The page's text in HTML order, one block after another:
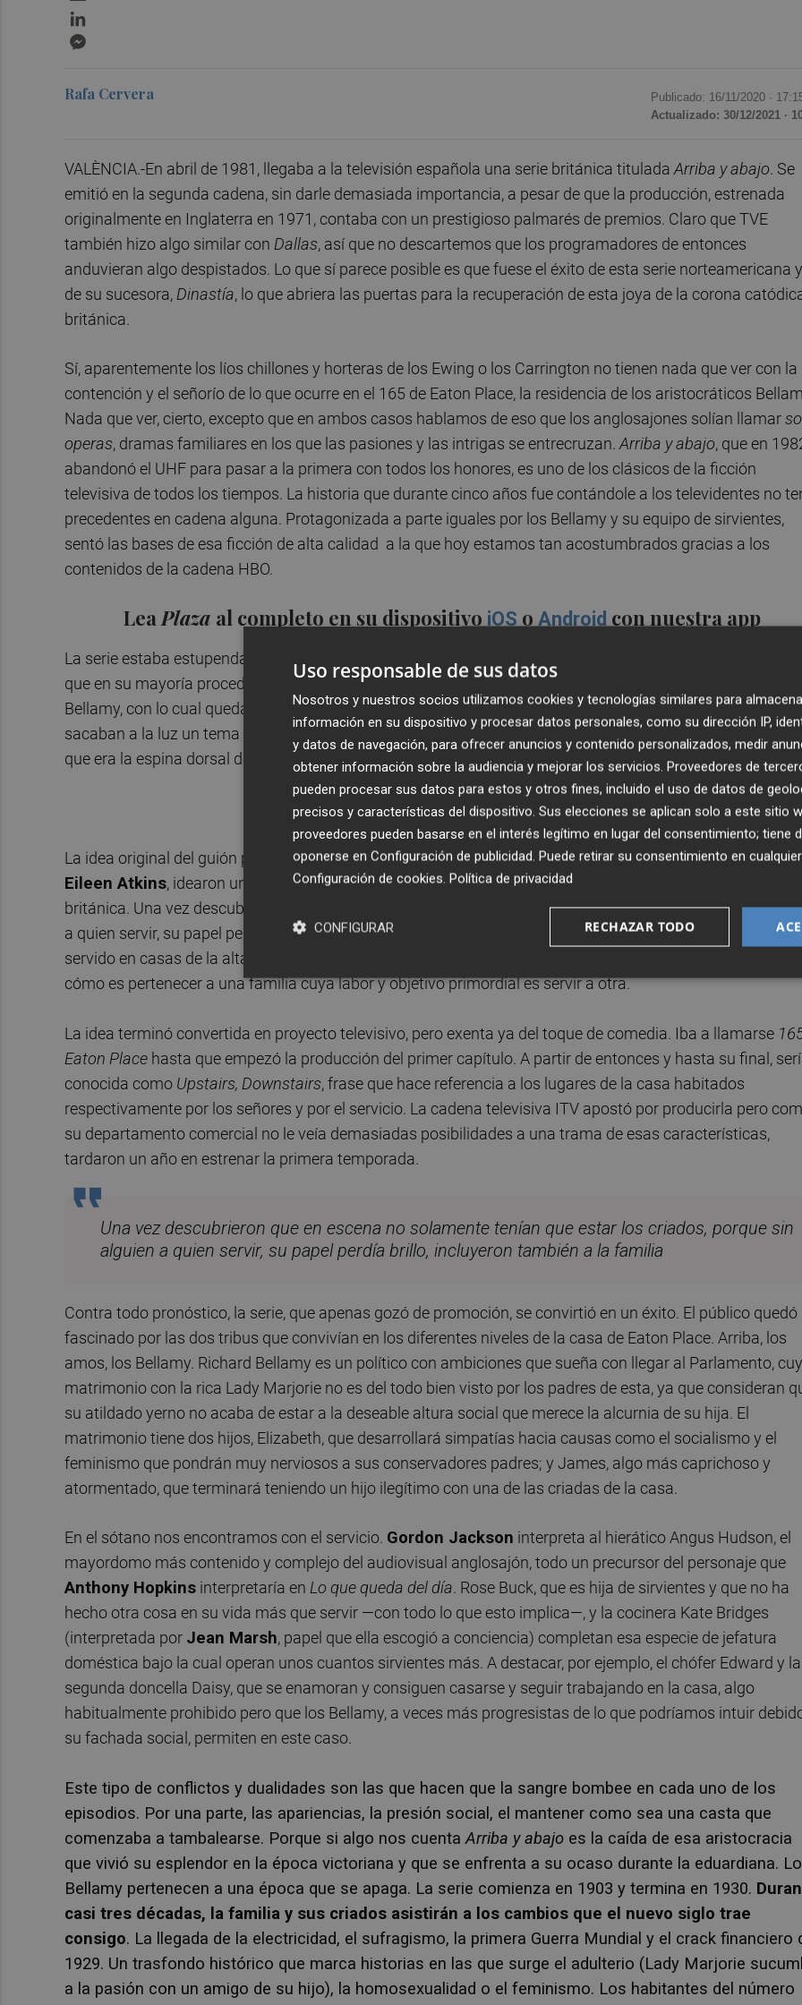
Rafa Cervera Publicado: 16/11/2020 ·
Actualizado: 30/12/2021 ·
VALÈNCIA.-En abril de 1981, llegaba a la televisión española una serie británica titulada Arriba y abajo. Se
emitió en la segunda cadena, sin darle demasiada importancia, a pesar de que la producción, estrenada
originalmente en Inglaterra en 1971, contaba con un prestigioso palmarés de premios. Claro que TVE
también hizo algo similar con Dallas, así que no descartemos que los programadores de entonces
anduvieran algo despistados. Lo que sí parece posible es que fuese el éxito de esta serie norteamericana y
de su sucesora, Dinastía, lo que abriera las puertas para la recuperación de esta joya de la corona
británica.
Sí, aparentemente los líos chillones y horteras de los Ewing o los Carrington no tienen nada que ver con la
contención y el señorío de lo que ocurre en el 165 de Eaton Place, la residencia de los aristocráticos
Nada que ver, cierto, excepto que en ambos casos hablamos de eso que los anglosajones solían llamar
operas, dramas familiares en los que las pasiones y las intrigas se entrecruzan. Arriba y abajo, que en
abandonó el UHF para pasar a la primera con todos los honores, es uno de los clásicos de la ficción
televisiva de todos los tiempos. La historia que durante cinco años fue contándole a los televidentes no
precedentes en cadena alguna. Protagonizada a parte iguales por los Bellamy y su equipo de sirvientes,
sentó las bases de esa ficción de alta calidad a la que hoy estamos tan acostumbrados gracias a los
contenidos de la cadena HBO.
Lea Plaza al completo en su dispositivo iOS o Android con nuestra app
La serie estaba estupendamente escrita y excelentemente interpretada por un elenco de actores y actrices
que en su mayoría procedían del teatro. La acción transcurría mayormente en el interior de la casa de los
Bellamy, con lo cual quedaba restringida a escenas domésticas. Más que cualquier otra cosa, los guiones
sacaban a la luz un tema tan británico como es la obsesión por la diferencia de clase social, una cuestión
que era la espina dorsal de la serie.
La idea original del guión proviene precisamente de la conciencia de clase. Dos actrices,Jean Marshy
Eileen Atkins, idearon una comedia en la que los protagonistas serían los criados de una familia burguesa
británica. Una vez descubrieron que en escena no solamente tenían que estar los criados, porque sin
a quien servir, su papel perdía brillo, incluyeron también a la familia. Los padres de ambas actrices habían
servido en casas de la alta burguesía británica y querían rendirles homenaje hablando de esa experiencia,
cómo es pertenecer a una familia cuya labor y objetivo primordial es servir a otra.
La idea terminó convertida en proyecto televisivo, pero exenta ya del toque de comedia. Iba a llamarse
Eaton Place hasta que empezó la producción del primer capítulo. A partir de entonces y hasta su final,
conocida como Upstairs, Downstairs, frase que hace referencia a los lugares de la casa habitados
respectivamente por los señores y por el servicio. La cadena televisiva ITV apostó por producirla pero
su departamento comercial no le veía demasiadas posibilidades a una trama de esas características,
tardaron un año en estrenar la primera temporada.
Una vez descubrieron que en escena no solamente tenían que estar los criados, porque sin
alguien a quien servir, su papel perdía brillo, incluyeron también a la familia
Contra todo pronóstico, la serie, que apenas gozó de promoción, se convirtió en un éxito. El público quedó
fascinado por las dos tribus que convivían en los diferentes niveles de la casa de Eaton Place. Arriba, los
amos, los Bellamy. Richard Bellamy es un político con ambiciones que sueña con llegar al Parlamento,
matrimonio con la rica Lady Marjorie no es del todo bien visto por los padres de esta, ya que consideran
su atildado yerno no acaba de estar a la deseable altura social que merece la alcurnia de su hija. El
matrimonio tiene dos hijos, Elizabeth, que desarrollará simpatías hacia causas como el socialismo y el
feminismo que pondrán muy nerviosos a sus conservadores padres; y James, algo más caprichoso y
atormentado, que terminará teniendo un hijo ilegítimo con una de las criadas de la casa.
En el sótano nos encontramos con el servicio. Gordon Jackson interpreta al hierático Angus Hudson, el
mayordomo más contenido y complejo del audiovisual anglosajón, todo un precursor del personaje que
Anthony Hopkins interpretaría en Lo que queda del día. Rose Buck, que es hija de sirvientes y que no ha
hecho otra cosa en su vida más que servir —con todo lo que esto implica—, y la cocinera Kate Bridges
(interpretada por Jean Marsh, papel que ella escogió a conciencia) completan esa especie de jefatura
doméstica bajo la cual operan unos cuantos sirvientes más. A destacar, por ejemplo, el chófer Edward y la
segunda doncella Daisy, que se enamoran y consiguen casarse y seguir trabajando en la casa, algo
habitualmente prohibido pero que los Bellamy, a veces más progresistas de lo que podríamos intuir
su fachada social, permiten en este caso.
Este tipo de conflictos y dualidades son las que hacen que la sangre bombee en cada uno de los
episodios. Por una parte, las apariencias, la presión social, el mantener como sea una casta que
comenzaba a tambalearse. Porque si algo nos cuenta Arriba y abajo es la caída de esa aristocracia
que vivió su esplendor en la época victoriana y que se enfrenta a su ocaso durante la eduardiana.
Bellamy pertenecen a una época que se apaga. La serie comienza en 1903 y termina en 1930.
casi tres décadas, la familia y sus criados asistirán a los cambios que el nuevo siglo trae
consigo. La llegada de la electricidad, el sufragismo, la primera Guerra Mundial y el crack financiero
1929. Un trasfondo histórico que marca historias en las que surge el adulterio (Lady Marjorie
a la pasión con un amigo de su hijo), la homosexualidad o el feminismo. Los habitantes del número
Uso responsable de sus datos
Nosotros y nuestros socios utilizamos cookies y tecnologías similares para
información en su dispositivo y procesar datos personales, como su dirección IP,
y datos de navegación, para ofrecer anuncios y contenido personalizados, medir
obtener información sobre la audiencia y mejorar los servicios. Proveedores de
pueden procesar sus datos para estos y otros fines, incluido el uso de datos de
precisos y características del dispositivo. Sus elecciones se aplican solo a este sitio
proveedores pueden basarse en el interés legítimo en lugar del consentimiento; tiene
oponerse en Configuración de publicidad. Puede retirar su consentimiento en
Configuración de cookies. Política de privacidad
RECHAZAR TODO
CONFIGURAR